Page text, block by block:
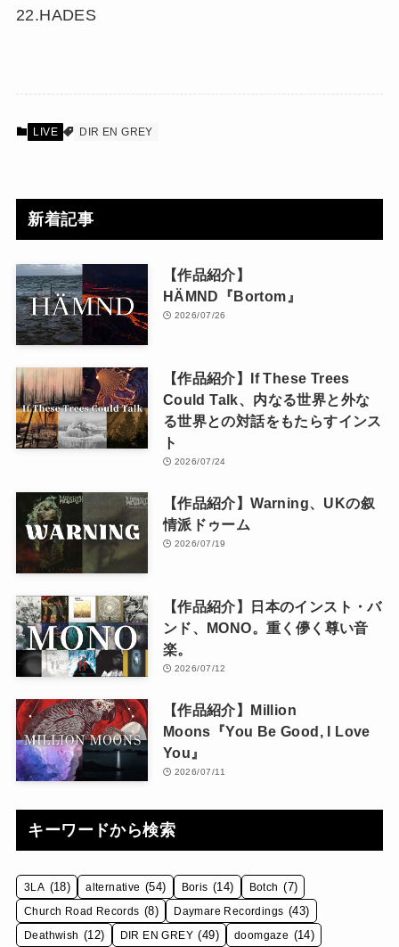
22.HADES
LIVE DIR EN GREY
新着記事
【作品紹介】
HÄMND『Bortom』
2026/07/26
【作品紹介】If These Trees
Could Talk、内なる世界と外な
る世界との対話をもたらすインス
ト
2026/07/24
【作品紹介】Warning、UKの叙
情派ドゥーム
2026/07/19
【作品紹介】日本のインスト・バ
ンド、MONO。重く儚く尊い音
楽。
2026/07/12
【作品紹介】Million
Moons『You Be Good, I Love
You』
2026/07/11
キーワードから検索
3LA (18) alternative (54) Boris (14) Botch (7)
Church Road Records (8) Daymare Recordings (43)
Deathwish (12) DIR EN GREY (49) doomgaze (14)